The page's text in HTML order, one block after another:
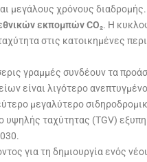
μεγάλους χρόνους
εκπομπών CO₂. Η
στις κατοικημένες
γραμμές συνδέουν τα
είναι λιγότερο
μεγαλύτερο
ταχύτητας (TGV)
για τη δημιουργία ενός